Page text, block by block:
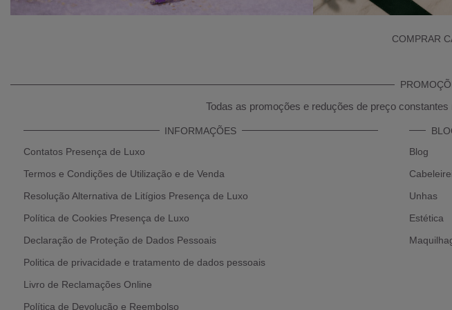
COMPRAR
Todas as promoções e reduções de preço
INFORMAÇÕES
Contatos Presença de Luxo
Termos e Condições de Utilização e de Venda
Resolução Alternativa de Litígios Presença de Luxo
Política de Cookies Presença de Luxo
Declaração de Proteção de Dados Pessoais
Politica de privacidade e tratamento de dados pessoais
Livro de Reclamações Online
Política de Devolução e Reembolso
Blog
Unhas
Estética